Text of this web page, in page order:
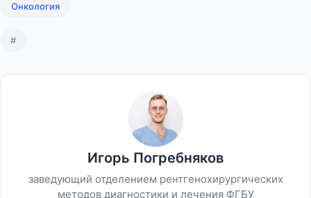
Онкология
#
Игорь Погребняков
заведующий отделением рентгенохирургических
методов диагностики и лечения ФГБУ